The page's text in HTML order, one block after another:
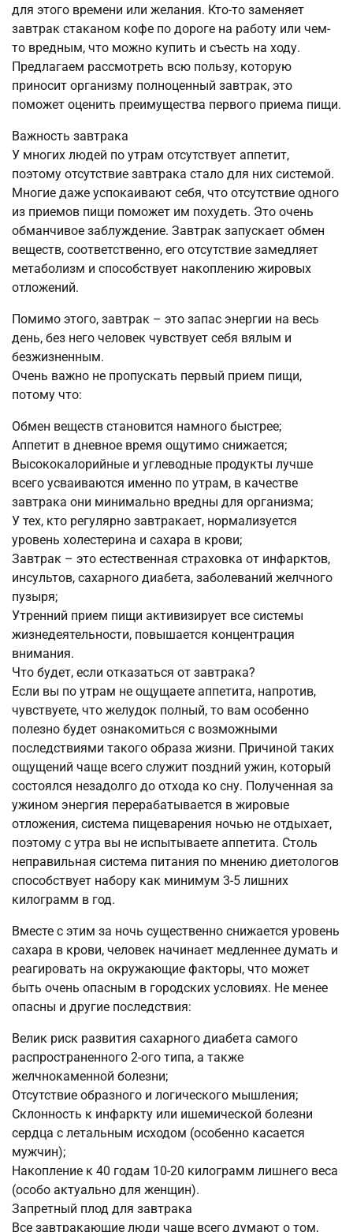
для этого времени или желания. Кто-то заменяет
завтрак стаканом кофе по дороге на работу или чем-
то вредным, что можно купить и съесть на ходу.
Предлагаем рассмотреть всю пользу, которую
приносит организму полноценный завтрак, это
поможет оценить преимущества первого приема пищи.
Важность завтрака
У многих людей по утрам отсутствует аппетит,
поэтому отсутствие завтрака стало для них системой.
Многие даже успокаивают себя, что отсутствие одного
из приемов пищи поможет им похудеть. Это очень
обманчивое заблуждение. Завтрак запускает обмен
веществ, соответственно, его отсутствие замедляет
метаболизм и способствует накоплению жировых
отложений.
Помимо этого, завтрак – это запас энергии на весь
день, без него человек чувствует себя вялым и
безжизненным.
Очень важно не пропускать первый прием пищи,
потому что:
Обмен веществ становится намного быстрее;
Аппетит в дневное время ощутимо снижается;
Высококалорийные и углеводные продукты лучше
всего усваиваются именно по утрам, в качестве
завтрака они минимально вредны для организма;
У тех, кто регулярно завтракает, нормализуется
уровень холестерина и сахара в крови;
Завтрак – это естественная страховка от инфарктов,
инсультов, сахарного диабета, заболеваний желчного
пузыря;
Утренний прием пищи активизирует все системы
жизнедеятельности, повышается концентрация
внимания.
Что будет, если отказаться от завтрака?
Если вы по утрам не ощущаете аппетита, напротив,
чувствуете, что желудок полный, то вам особенно
полезно будет ознакомиться с возможными
последствиями такого образа жизни. Причиной таких
ощущений чаще всего служит поздний ужин, который
состоялся незадолго до отхода ко сну. Полученная за
ужином энергия перерабатывается в жировые
отложения, система пищеварения ночью не отдыхает,
поэтому с утра вы не испытываете аппетита. Столь
неправильная система питания по мнению диетологов
способствует набору как минимум 3-5 лишних
килограмм в год.
Вместе с этим за ночь существенно снижается уровень
сахара в крови, человек начинает медленнее думать и
реагировать на окружающие факторы, что может
быть очень опасным в городских условиях. Не менее
опасны и другие последствия:
Велик риск развития сахарного диабета самого
распространенного 2-ого типа, а также
желчнокаменной болезни;
Отсутствие образного и логического мышления;
Склонность к инфаркту или ишемической болезни
сердца с летальным исходом (особенно касается
мужчин);
Накопление к 40 годам 10-20 килограмм лишнего веса
(особо актуально для женщин).
Запретный плод для завтрака
Все завтракающие люди чаще всего думают о том,